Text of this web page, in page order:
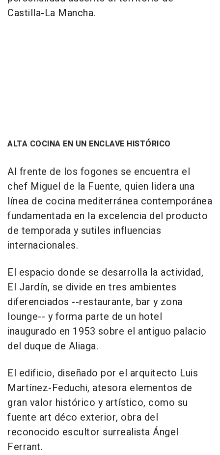
Castilla-La Mancha.
ALTA COCINA EN UN ENCLAVE HISTÓRICO
Al frente de los fogones se encuentra el
chef Miguel de la Fuente, quien lidera una
línea de cocina mediterránea contemporánea
fundamentada en la excelencia del producto
de temporada y sutiles influencias
internacionales.
El espacio donde se desarrolla la actividad,
El Jardín, se divide en tres ambientes
diferenciados --restaurante, bar y zona
lounge-- y forma parte de un hotel
inaugurado en 1953 sobre el antiguo palacio
del duque de Aliaga.
El edificio, diseñado por el arquitecto Luis
Martínez-Feduchi, atesora elementos de
gran valor histórico y artístico, como su
fuente art déco exterior, obra del
reconocido escultor surrealista Ángel
Ferrant.